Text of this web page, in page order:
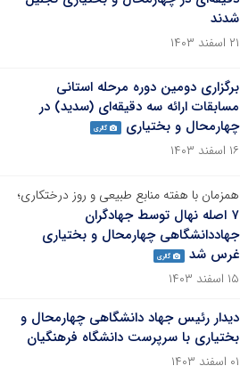
شدند
۲۱ اسفند ۱۴۰۳
برگزاری دومین دوره مرحله استانی
مسابقات ارائه سه دقیقه‌ای (سدید) در
چهارمحال و بختیاری
گالری
۱۶ اسفند ۱۴۰۳
همزمان با هفته منابع طبیعی و روز درختکاری؛
۷ اصله نهال توسط جهادگران
جهاددانشگاهی چهارمحال و بختیاری
غرس شد
گالری
۱۵ اسفند ۱۴۰۳
دیدار رئیس جهاد دانشگاهی چهارمحال و
بختیاری با سرپرست دانشگاه فرهنگیان
۰۱ اسفند ۱۴۰۳